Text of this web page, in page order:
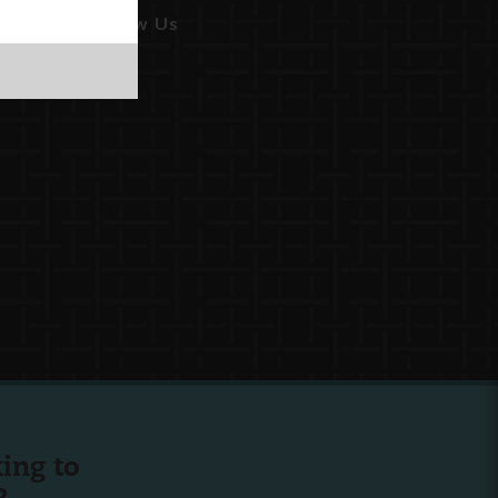
Follow Us
to